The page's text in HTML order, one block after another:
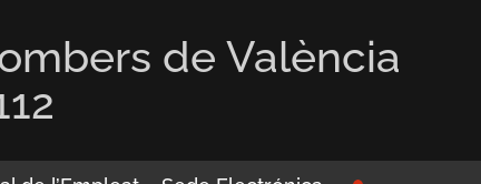
de València